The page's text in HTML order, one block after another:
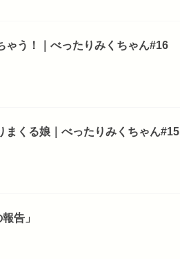
ゃう！｜べったりみくちゃん#16
まくる娘｜べったりみくちゃん#15
告」